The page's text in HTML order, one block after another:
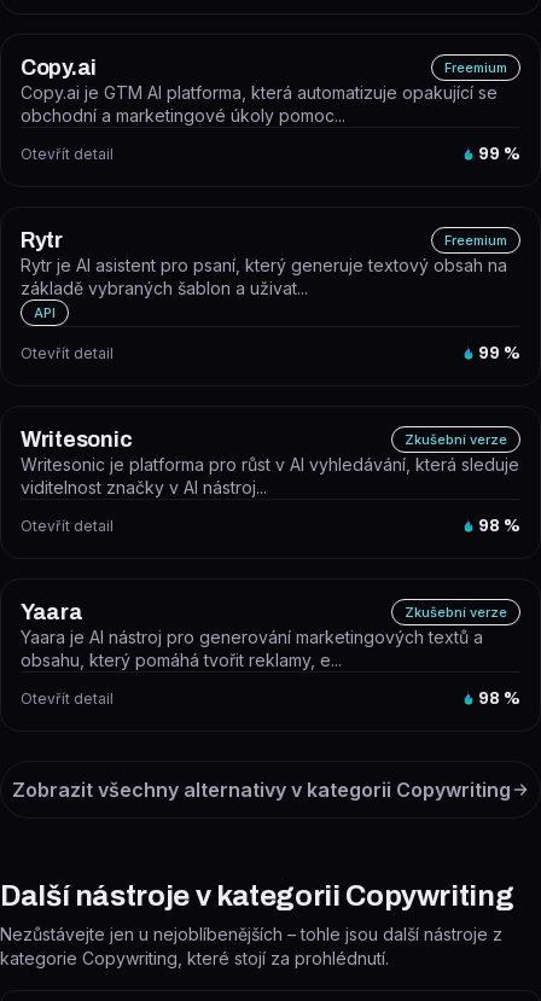
Copy.ai Freemium
Copy.ai je GTM AI platforma, která automatizuje opakující se
obchodní a marketingové úkoly pomoc...
Otevřít detail 99 %
Rytr Freemium
Rytr je AI asistent pro psaní, který generuje textový obsah na
základě vybraných šablon a uživat...
API
Otevřít detail 99 %
Writesonic Zkušební verze
Writesonic je platforma pro růst v AI vyhledávání, která sleduje
viditelnost značky v AI nástroj...
Otevřít detail 98 %
Yaara Zkušební verze
Yaara je AI nástroj pro generování marketingových textů a
obsahu, který pomáhá tvořit reklamy, e...
Otevřít detail 98 %
Zobrazit všechny alternativy v kategorii Copywriting
Další nástroje v kategorii Copywriting
Nezůstávejte jen u nejoblíbenějších – tohle jsou další nástroje z
kategorie Copywriting, které stojí za prohlédnutí.